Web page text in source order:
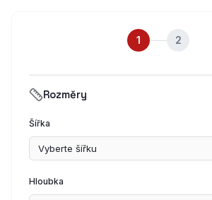
1 2
Rozměry
Šířka
Vyberte šířku
Hloubka